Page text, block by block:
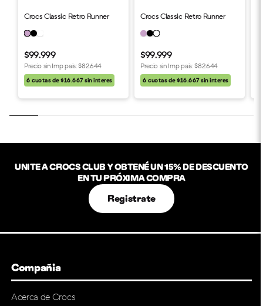
Crocs Classic Retro Runner
$99.999
Precio sin Imp pais:$82.644
6 cuotas de $16.667 sin interes
Crocs Classic Retro Runner
$99.999
Precio sin Imp pais:$82.644
6 cuotas de $16.667 sin interes
UNITE A CROCS CLUB Y OBTENÉ UN 15% DE DESCUENTO
EN TU PRÓXIMA COMPRA
Registrate
Compañia
Acerca de Crocs